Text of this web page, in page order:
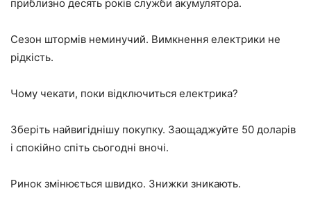
приблизно десять років служби акумулятора.
Сезон штормів неминучий. Вимкнення електрики не
рідкість.
Чому чекати, поки відключиться електрика?
Зберіть найвигіднішу покупку. Заощаджуйте 50 доларів
і спокійно спіть сьогодні вночі.
Ринок змінюється швидко. Знижки зникають.